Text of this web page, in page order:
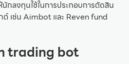
กลงทุนใช้ในการประกอบการตัดสิน
ต์ เช่น Aimbot และ Reven fund
trading bot